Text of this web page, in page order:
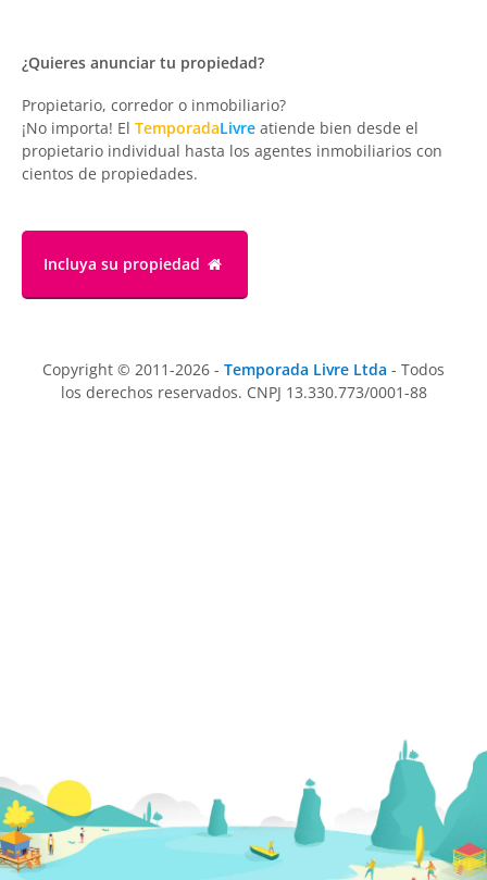
¿Quieres anunciar tu propiedad?
Propietario, corredor o inmobiliario?
¡No importa! El TemporadaLivre atiende bien desde el
propietario individual hasta los agentes inmobiliarios con
cientos de propiedades.
Incluya su propiedad
Copyright © 2011-2026 - Temporada Livre Ltda - Todos
los derechos reservados. CNPJ 13.330.773/0001-88